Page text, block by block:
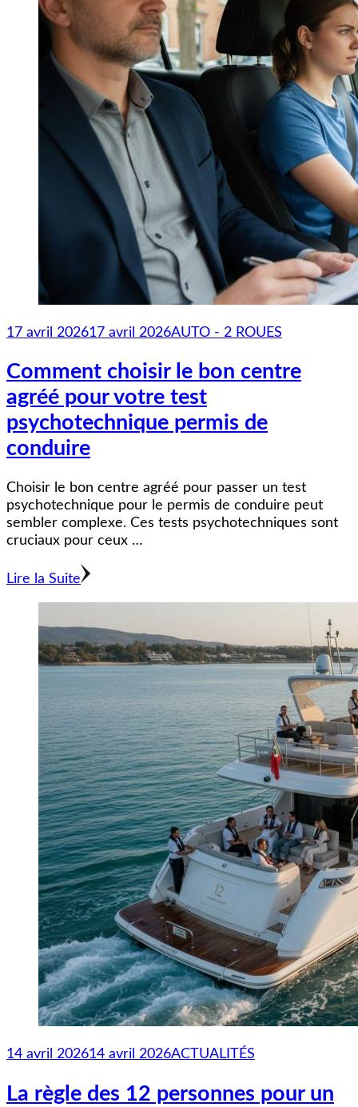
17 avril 202617 avril 2026AUTO - 2 ROUES
Comment choisir le bon centre
agréé pour votre test
psychotechnique permis de
conduire
Choisir le bon centre agréé pour passer un test
psychotechnique pour le permis de conduire peut
sembler complexe. Ces tests psychotechniques sont
cruciaux pour ceux …
Lire la Suite
14 avril 202614 avril 2026ACTUALITÉS
La règle des 12 personnes pour un